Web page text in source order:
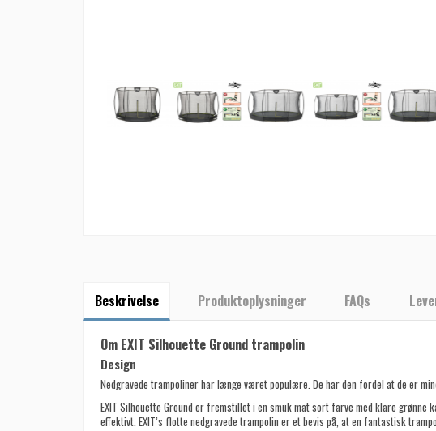
Beskrivelse Produktoplysninger FAQs
Om EXIT Silhouette Ground trampolin
Design
Nedgravede trampoliner har længe været populære. De har den fordel at de er
EXIT Silhouette Ground er fremstillet i en smuk mat sort farve med klare
effektivt. EXIT’s flotte nedgravede trampolin er et bevis på, at en fantastisk